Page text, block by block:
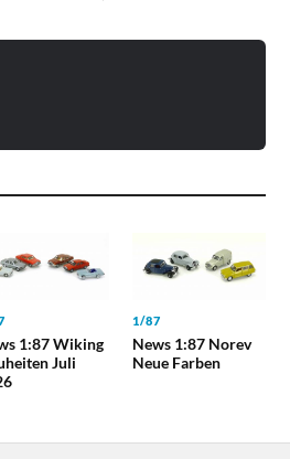
1:87 Wiking
Juli
1/87
News 1:87 Norev
Neue Farben